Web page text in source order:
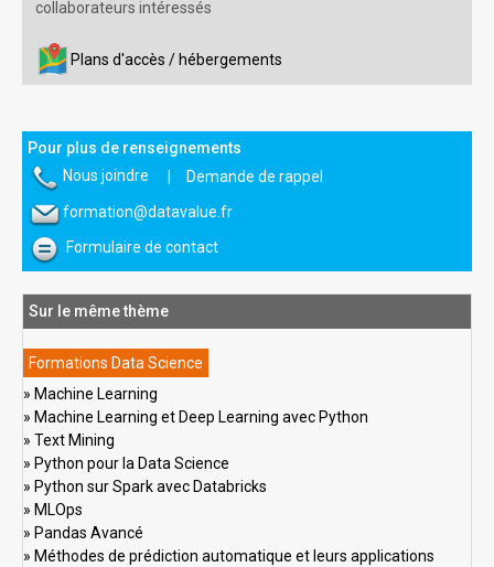
collaborateurs intéressés
Plans d'accès / hébergements
Pour plus de renseignements
Nous joindre | Demande de rappel
formation@datavalue.fr
Formulaire de contact
Sur le même thème
Formations Data Science
Machine Learning
Machine Learning et Deep Learning avec Python
Text Mining
Python pour la Data Science
Python sur Spark avec Databricks
MLOps
Pandas Avancé
Méthodes de prédiction automatique et leurs applications